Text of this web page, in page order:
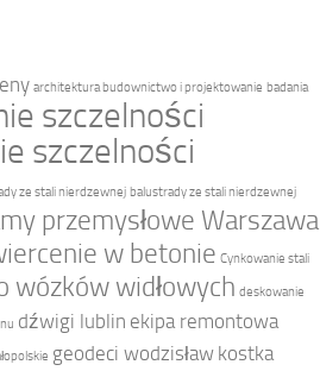
architektura budownictwo i projektowanie badania
szczelności
szczelności
ze stali nierdzewnej balustrady ze stali nierdzewnej
przemysłowe Warszawa
w betonie Cynkowanie stali
wózków widłowych deskowanie
dźwigi lublin ekipa remontowa
geodeci wodzisław kostka